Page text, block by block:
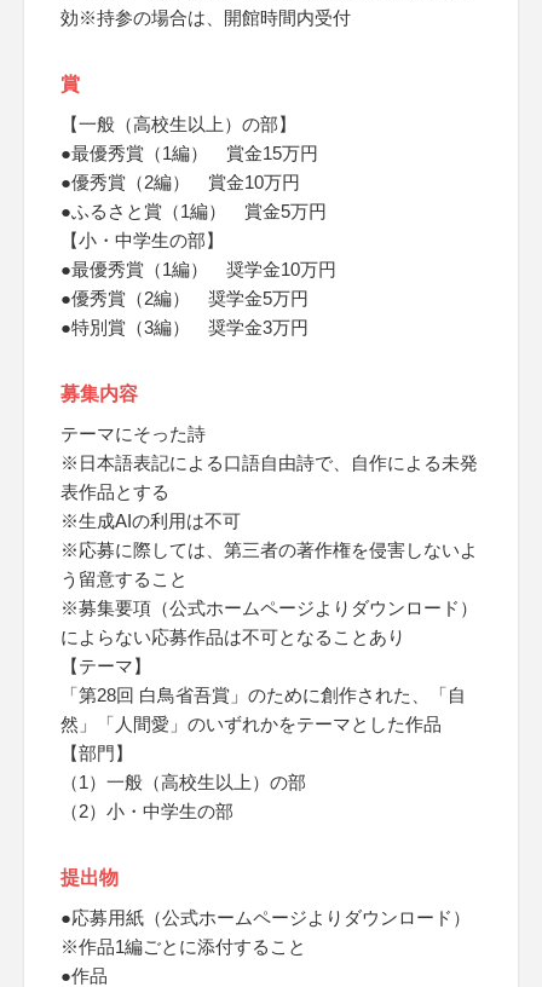
効※持参の場合は、開館時間内受付
賞
【一般（高校生以上）の部】
●最優秀賞（1編） 賞金15万円
●優秀賞（2編） 賞金10万円
●ふるさと賞（1編） 賞金5万円
【小・中学生の部】
●最優秀賞（1編） 奨学金10万円
●優秀賞（2編） 奨学金5万円
●特別賞（3編） 奨学金3万円
募集内容
テーマにそった詩
※日本語表記による口語自由詩で、自作による未発
表作品とする
※生成AIの利用は不可
※応募に際しては、第三者の著作権を侵害しないよ
う留意すること
※募集要項（公式ホームページよりダウンロード）
によらない応募作品は不可となることあり
【テーマ】
「第28回 白鳥省吾賞」のために創作された、「自
然」「人間愛」のいずれかをテーマとした作品
【部門】
（1）一般（高校生以上）の部
（2）小・中学生の部
提出物
●応募用紙（公式ホームページよりダウンロード）
※作品1編ごとに添付すること
●作品